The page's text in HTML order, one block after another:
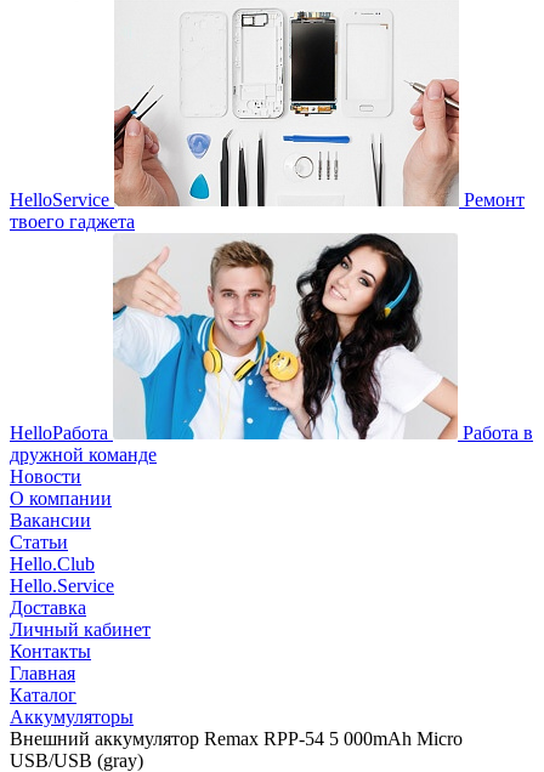
HelloService
Ремонт
твоего гаджета
HelloРабота
Работа в
дружной команде
Новости
О компании
Вакансии
Статьи
Hello.Club
Hello.Service
Доставка
Личный кабинет
Контакты
Главная
Каталог
Аккумуляторы
Внешний аккумулятор Remax RPP-54 5 000mAh Micro
USB/USB (gray)